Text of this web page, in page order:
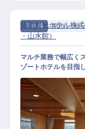
正社員 宿泊 サ
浦島観光ホテル株
・山水館）
マルチ業務で幅広く
ゾートホテルを目指